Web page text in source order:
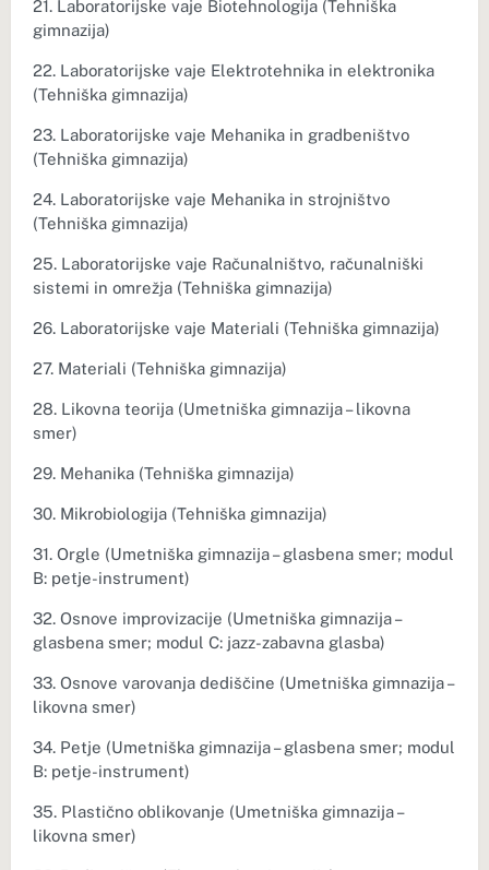
21. Laboratorijske vaje Biotehnologija (Tehniška
gimnazija)
22. Laboratorijske vaje Elektrotehnika in elektronika
(Tehniška gimnazija)
23. Laboratorijske vaje Mehanika in gradbeništvo
(Tehniška gimnazija)
24. Laboratorijske vaje Mehanika in strojništvo
(Tehniška gimnazija)
25. Laboratorijske vaje Računalništvo, računalniški
sistemi in omrežja (Tehniška gimnazija)
26. Laboratorijske vaje Materiali (Tehniška gimnazija)
27. Materiali (Tehniška gimnazija)
28. Likovna teorija (Umetniška gimnazija – likovna
smer)
29. Mehanika (Tehniška gimnazija)
30. Mikrobiologija (Tehniška gimnazija)
31. Orgle (Umetniška gimnazija – glasbena smer; modul
B: petje-instrument)
32. Osnove improvizacije (Umetniška gimnazija –
glasbena smer; modul C: jazz-zabavna glasba)
33. Osnove varovanja dediščine (Umetniška gimnazija –
likovna smer)
34. Petje (Umetniška gimnazija – glasbena smer; modul
B: petje-instrument)
35. Plastično oblikovanje (Umetniška gimnazija –
likovna smer)